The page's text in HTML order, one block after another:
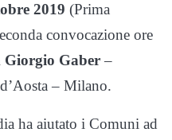
2019 (Prima
convocazione ore
Gaber–
– Milano.
ha aiutato i Comuni ad